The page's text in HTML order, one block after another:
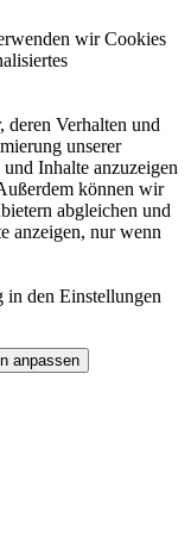
wir Cookies
deren Verhalten und
unserer
Inhalte anzuzeigen
können wir
abgleichen und
anzeigen, nur wenn
den Einstellungen
anpassen